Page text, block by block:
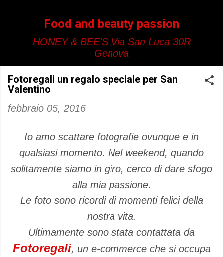
Food and beauty passion
HONEY & BEE'S Via San Luca 30R
Genova
Fotoregali un regalo speciale per San
Valentino
febbraio 05, 2016
Io amo scattare fotografie ovunque e in
qualsiasi momento. Nel weekend, quando
solitamente siamo in giro, cerco di dare sfogo
alla mia passione.
Le foto sono ricordi di momenti felici della
nostra vita.
Ultimamente sono stata contattata da
Fotoregali, un e-commerce che si occupa